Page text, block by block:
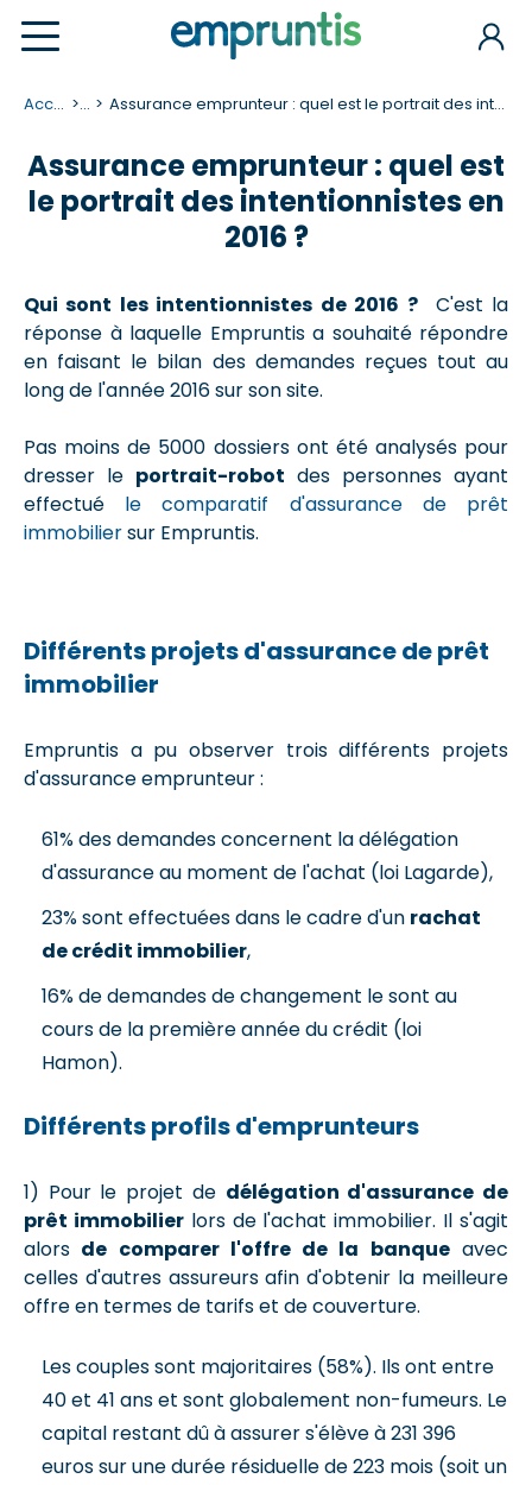
Accueil ... Assurance emprunteur : quel est le portrait des intentionnistes en 2016 ?
Assurance emprunteur : quel est
le portrait des intentionnistes en
2016 ?
Qui sont les intentionnistes de 2016 ?C'est la
réponse à laquelle Empruntis a souhaité répondre
en faisant le bilan des demandes reçues tout au
long de l'année 2016 sur son site.
Pas moins de 5000 dossiers ont été analysés pour
dresser le portrait-robot des personnes ayant
effectué le comparatif d'assurance de prêt
immobiliersur Empruntis.
Différents projets d'assurance de prêt
immobilier
Empruntis a pu observer trois différents projets
d'assurance emprunteur :
61% des demandes concernent la délégation
d'assurance au moment de l'achat (loi Lagarde),
23% sont effectuées dans le cadre d'un rachat
de crédit immobilier,
16% de demandes de changement le sont au
cours de la première année du crédit (loi
Hamon).
Différents profils d'emprunteurs
1) Pour le projet de délégation d'assurance de
prêt immobilierlors de l'achat immobilier. Il s'agit
alors de comparer l'offre de la banqueavec
celles d'autres assureurs afin d'obtenir la meilleure
offre en termes de tarifs et de couverture.
Les couples sont majoritaires (58%). Ils ont entre
40 et 41 ans et sont globalement non-fumeurs. Le
capital restant dû à assurer s'élève à 231 396
euros sur une durée résiduelle de 223 mois (soit un